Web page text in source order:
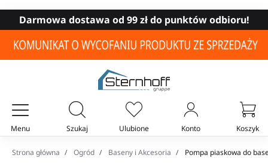
Darmowa dostawa od 99 zł do punktów odbioru!
Menu Szukaj Ulubione Konto Koszyk
Twój koszyk
Strona główna Ogród Baseny i Akcesoria Pompa piaskowa do